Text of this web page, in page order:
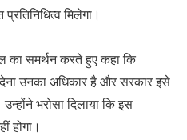
मिलेगा।
का समर्थन करते हुए कहा कि
देना उनका अधिकार है और सरकार इसे
भरोसा दिलाया कि इस
होगा।